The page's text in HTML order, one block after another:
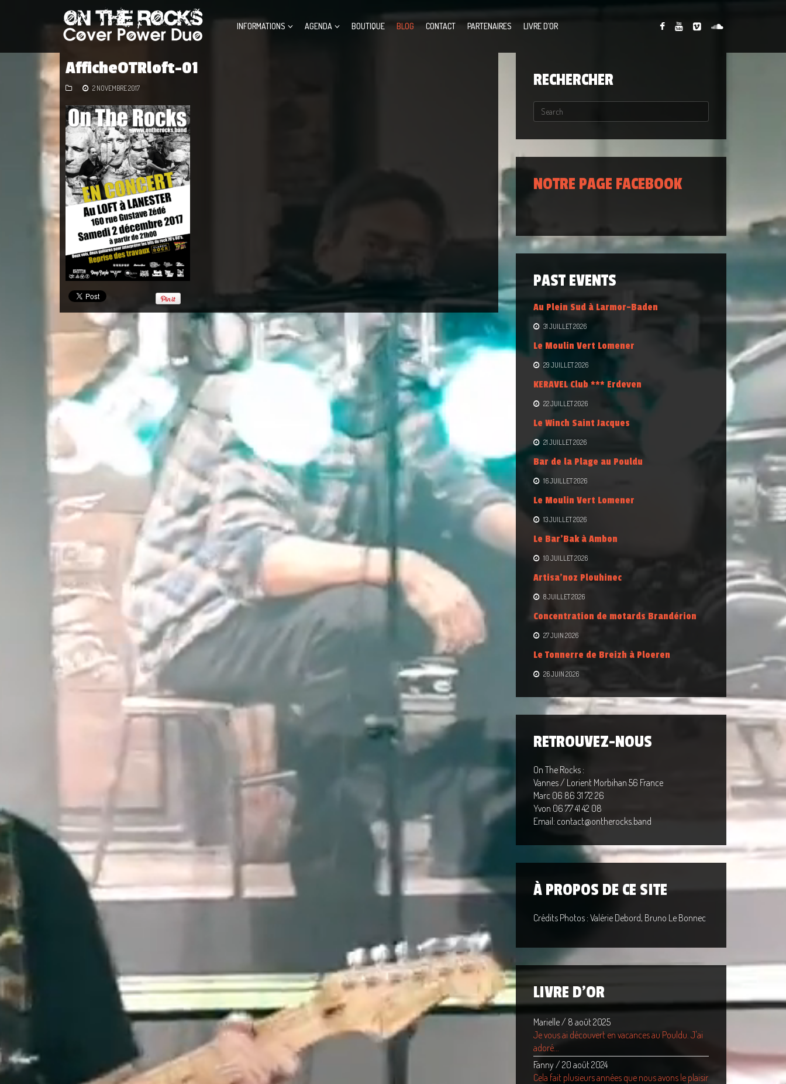
INFORMATIONS AGENDA BOUTIQUE BLOG CONTACT PARTENAIRES LIVRE D’OR
AfficheOTRloft-01
2 NOVEMBRE 2017 RECHERCHER
NOTRE PAGE FACEBOOK
PAST EVENTS
Au Plein Sud à Larmor-Baden
31 JUILLET 2026
Le Moulin Vert Lomener
29 JUILLET 2026
KERAVEL Club *** Erdeven
22 JUILLET 2026
Le Winch Saint Jacques
21 JUILLET 2026
Bar de la Plage au Pouldu
16 JUILLET 2026
Le Moulin Vert Lomener
13 JUILLET 2026
Le Bar’Bak à Ambon
10 JUILLET 2026
Artisa’noz Plouhinec
8 JUILLET 2026
Concentration de motards Brandérion
27 JUIN 2026
Le Tonnerre de Breizh à Ploeren
26 JUIN 2026
RETROUVEZ-NOUS
On The Rocks :
Vannes / Lorient Morbihan 56 France
Marc 06 86 31 72 26
Yvon 06 77 41 42 08
Email: contact@ontherocks.band
À PROPOS DE CE SITE
Crédits Photos : Valérie Debord, Bruno Le Bonnec
LIVRE D'OR
Marielle/ 8 août 2025
Je vous ai découvert en vacances au Pouldu. J'ai
adoré...
Fanny/ 20 août 2024
Cela fait plusieurs années que nous avons le plaisir